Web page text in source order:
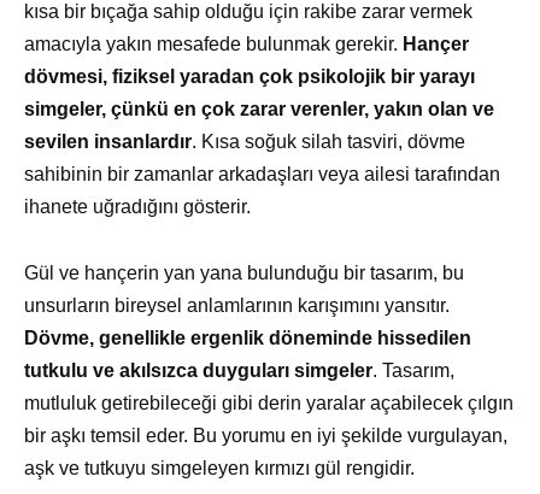
kısa bir bıçağa sahip olduğu için rakibe zarar vermek
amacıyla yakın mesafede bulunmak gerekir. Hançer
dövmesi, fiziksel yaradan çok psikolojik bir yarayı
simgeler, çünkü en çok zarar verenler, yakın olan ve
sevilen insanlardır. Kısa soğuk silah tasviri, dövme
sahibinin bir zamanlar arkadaşları veya ailesi tarafından
ihanete uğradığını gösterir.
Gül ve hançerin yan yana bulunduğu bir tasarım, bu
unsurların bireysel anlamlarının karışımını yansıtır.
Dövme, genellikle ergenlik döneminde hissedilen
tutkulu ve akılsızca duyguları simgeler. Tasarım,
mutluluk getirebileceği gibi derin yaralar açabilecek çılgın
bir aşkı temsil eder. Bu yorumu en iyi şekilde vurgulayan,
aşk ve tutkuyu simgeleyen kırmızı gül rengidir.